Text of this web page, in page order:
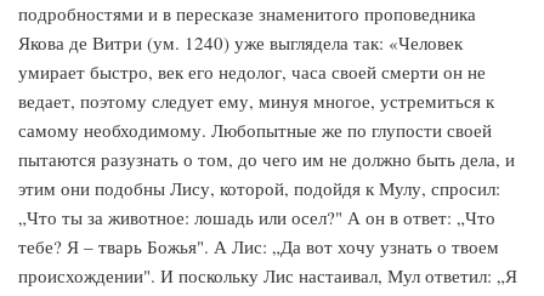
подробностями и в пересказе знаменитого проповедника
Якова де Витри (ум. 1240) уже выглядела так: «Человек
умирает быстро, век его недолог, часа своей смерти он не
ведает, поэтому следует ему, минуя многое, устремиться к
самому необходимому. Любопытные же по глупости своей
пытаются разузнать о том, до чего им не должно быть дела, и
этим они подобны Лису, которой, подойдя к Мулу, спросил:
„Что ты за животное: лошадь или осел?" А он в ответ: „Что
тебе? Я – тварь Божья". А Лис: „Да вот хочу узнать о твоем
происхождении". И поскольку Лис настаивал, Мул ответил: „Я